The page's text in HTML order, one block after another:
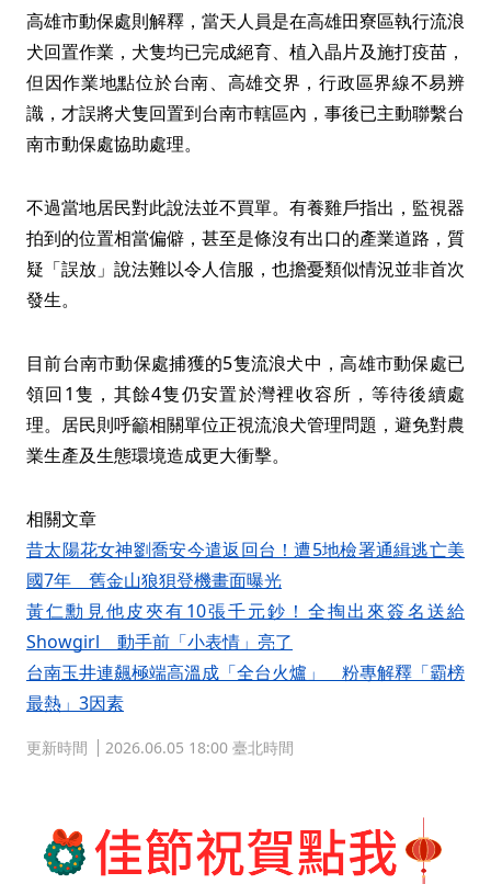
高雄市動保處則解釋，當天人員是在高雄田寮區執行流浪
犬回置作業，犬隻均已完成絕育、植入晶片及施打疫苗，
但因作業地點位於台南、高雄交界，行政區界線不易辨
識，才誤將犬隻回置到台南市轄區內，事後已主動聯繫台
南市動保處協助處理。
不過當地居民對此說法並不買單。有養雞戶指出，監視器
拍到的位置相當偏僻，甚至是條沒有出口的產業道路，質
疑「誤放」說法難以令人信服，也擔憂類似情況並非首次
發生。
目前台南市動保處捕獲的5隻流浪犬中，高雄市動保處已
領回1隻，其餘4隻仍安置於灣裡收容所，等待後續處
理。居民則呼籲相關單位正視流浪犬管理問題，避免對農
業生產及生態環境造成更大衝擊。
相關文章
昔太陽花女神劉喬安今遣返回台！遭5地檢署通緝逃亡美
國7年 舊金山狼狽登機畫面曝光
黃仁勳見他皮夾有10張千元鈔！全掏出來簽名送給
Showgirl 動手前「小表情」亮了
台南玉井連飆極端高溫成「全台火爐」 粉專解釋「霸榜
最熱」3因素
更新時間 2026.06.05 18:00 臺北時間